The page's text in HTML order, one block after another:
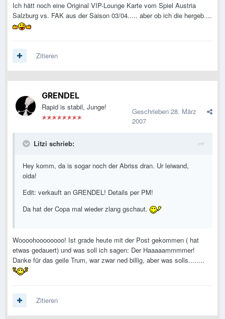
Ich hätt noch eine Original VIP-Lounge Karte vom Spiel Austria
Salzburg vs. FAK aus der Saison 03/04..... aber ob ich die hergeb....
Zitieren
GRENDEL
Rapid is stabil, Junge! Geschrieben 28. März
2007
Litzi schrieb:
Hey komm, da is sogar noch der Abriss dran. Ur leiwand,
oida!
Edit: verkauft an GRENDEL! Details per PM!
Da hat der Copa mal wieder zlang gschaut.
Woooohoooooooo! Ist grade heute mit der Post gekommen ( hat
etwas gedauert) und was soll ich sagen: Der Haaaaammmmer!
Danke für das geile Trum, war zwar ned billig, aber was solls........
Zitieren